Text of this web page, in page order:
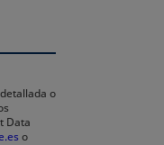
o
Data
o